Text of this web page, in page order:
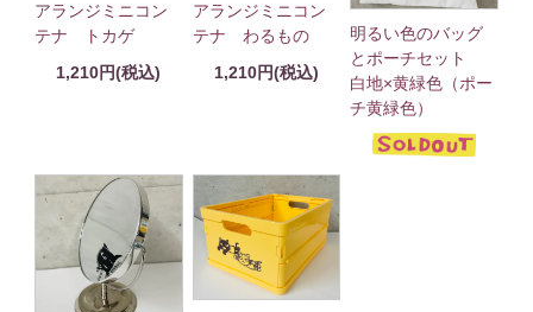
アランジミニコン
テナ トカゲ
1,210円(税込)
アランジミニコン
テナ わるもの
1,210円(税込)
明るい色のバッグ
とポーチセット
白地×黄緑色（ポー
チ黄緑色）